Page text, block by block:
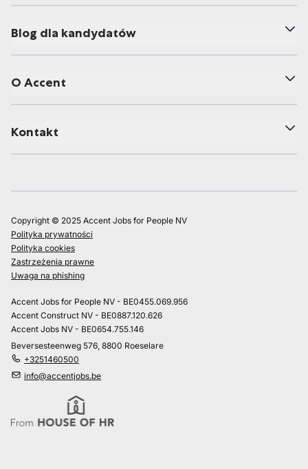
Blog dla kandydatów
O Accent
Kontakt
Copyright © 2025 Accent Jobs for People NV
Polityka prywatności
Polityka cookies
Zastrzeżenia prawne
Uwaga na phishing
Accent Jobs for People NV - BE0455.069.956
Accent Construct NV - BE0887.120.626
Accent Jobs NV - BE0654.755.146
Beversesteenweg 576, 8800 Roeselare
+3251460500
info@accentjobs.be